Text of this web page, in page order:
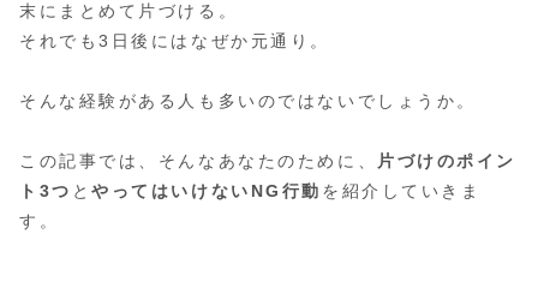
末にまとめて片づける。
それでも3日後にはなぜか元通り。
そんな経験がある人も多いのではないでしょうか。
この記事では、そんなあなたのために、 片づけのポイン
ト3つ とやってはいけないNG行動 を紹介していきま
す。